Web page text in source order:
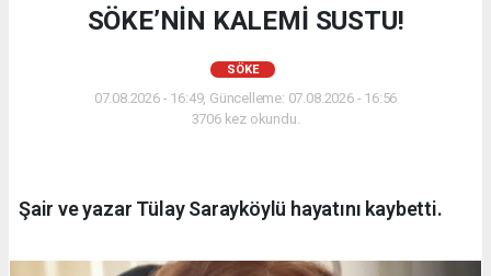
SÖKE’NİN KALEMİ SUSTU!
SÖKE
07.08.2026 - 16:49, Güncelleme: 07.08.2026 - 16:56
3706 kez okundu.
Şair ve yazar Tülay Sarayköylü hayatını kaybetti.